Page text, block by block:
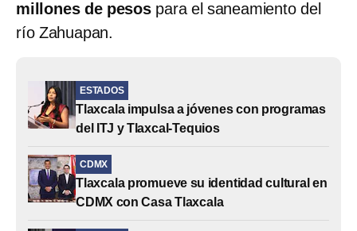
millones de pesos para el saneamiento del
río Zahuapan.
ESTADOS
Tlaxcala impulsa a jóvenes con programas
del ITJ y Tlaxcal-Tequios
CDMX
Tlaxcala promueve su identidad cultural en
CDMX con Casa Tlaxcala